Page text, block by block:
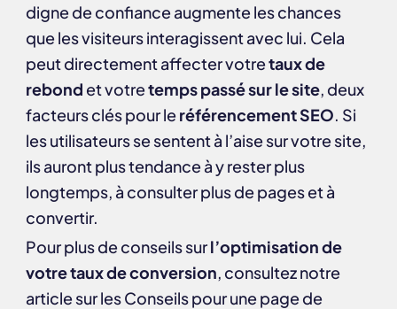
digne de confiance augmente les chances
que les visiteurs interagissent avec lui. Cela
peut directement affecter votretaux de
rebond et votretemps passé sur le site, deux
facteurs clés pour leréférencement SEO. Si
les utilisateurs se sentent à l’aise sur votre site,
ils auront plus tendance à y rester plus
longtemps, à consulter plus de pages et à
convertir.
Pour plus de conseils surl’optimisation de
votre taux de conversion, consultez notre
article sur lesConseils pour une page de